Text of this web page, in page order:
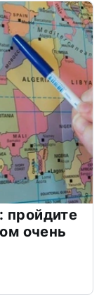
пройдите
очень